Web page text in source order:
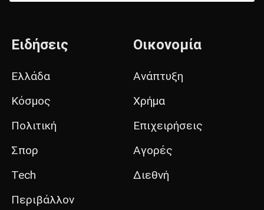
Ειδήσεις
Ελλάδα
Κόσμος
Πολιτική
Σπορ
Tech
Περιβάλλον
Οικονομία
Ανάπτυξη
Χρήμα
Επιχειρήσεις
Αγορές
Διεθνή